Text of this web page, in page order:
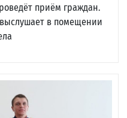
приём граждан.
в помещении